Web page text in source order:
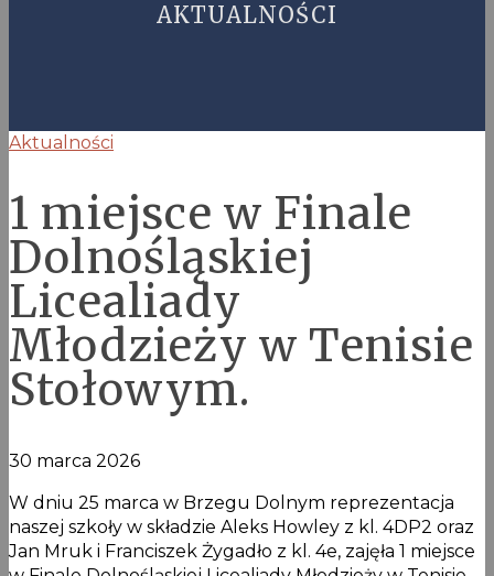
AKTUALNOŚCI
Aktualności
1 miejsce w Finale
Dolnośląskiej
Licealiady
Młodzieży w Tenisie
Stołowym.
30 marca 2026
W dniu 25 marca w Brzegu Dolnym reprezentacja
naszej szkoły w składzie Aleks Howley z kl. 4DP2 oraz
Jan Mruk i Franciszek Żygadło z kl. 4e, zajęła 1 miejsce